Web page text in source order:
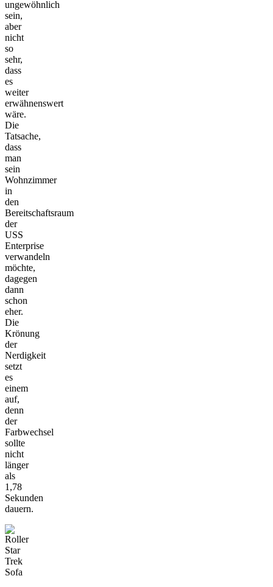
ungewöhnlich
sein,
aber
nicht
so
sehr,
dass
es
weiter
erwähnenswert
wäre.
Die
Tatsache,
dass
man
sein
Wohnzimmer
in
den
Bereitschaftsraum
der
USS
Enterprise
verwandeln
möchte,
dagegen
dann
schon
eher.
Die
Krönung
der
Nerdigkeit
setzt
es
einem
auf,
denn
der
Farbwechsel
sollte
nicht
länger
als
1,78
Sekunden
dauern.